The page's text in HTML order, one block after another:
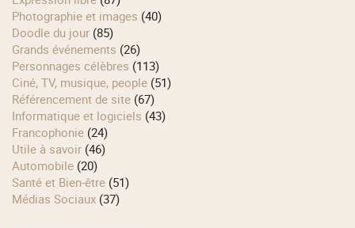
Photographie et images (40)
Doodle du jour (85)
Grands événements (26)
Personnages célèbres (113)
Ciné, TV, musique, people (51)
Référencement de site (67)
Informatique et logiciels (43)
Francophonie (24)
Utile à savoir (46)
Automobile (20)
Santé et Bien-être (51)
Médias Sociaux (37)